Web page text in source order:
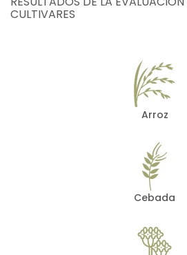
CULTIVARES
Arroz
Cebada